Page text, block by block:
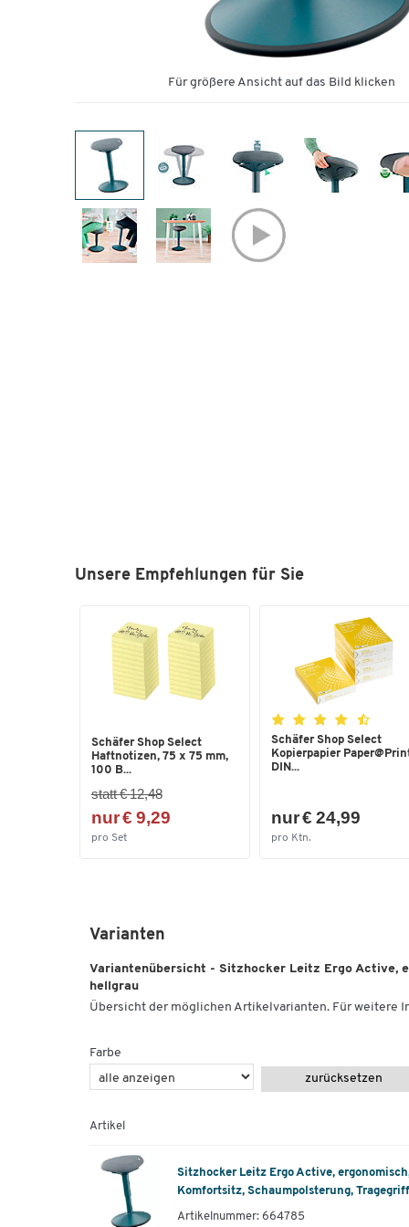
Für größere Ansicht auf das Bild klicken
Unsere Empfehlungen für Sie
Schäfer Shop Select
Haftnotizen, 75 x 75 mm,
100 B...
statt € 12,48
nur € 9,29
pro Set
Schäfer Shop Select
Kopierpapier
DIN...
nur € 24,99
pro Ktn.
Varianten
Variantenübersicht - Sitzhocker Leitz Ergo Active,
hellgrau
Übersicht der möglichen Artikelvarianten. Für weitere
Farbe
zurücksetzen
Artikel
Sitzhocker Leitz Ergo Active,
Komfortsitz, Schaumpolsterung,
Artikelnummer: 664785